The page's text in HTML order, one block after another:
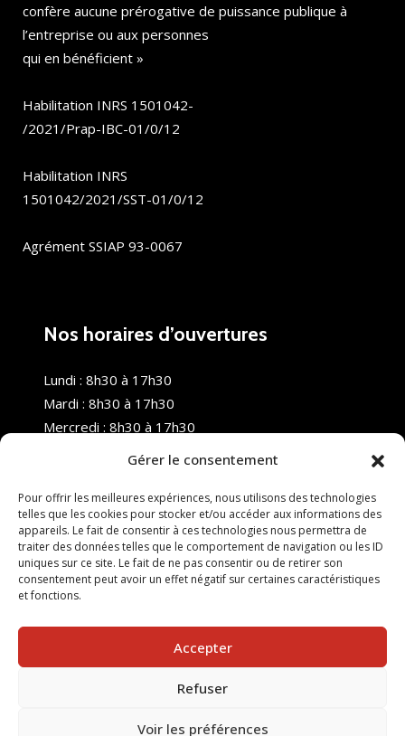
Gérer le consentement
Pour offrir les meilleures expériences, nous utilisons des technologies
telles que les cookies pour stocker et/ou accéder aux informations des
appareils. Le fait de consentir à ces technologies nous permettra de
traiter des données telles que le comportement de navigation ou les ID
uniques sur ce site. Le fait de ne pas consentir ou de retirer son
consentement peut avoir un effet négatif sur certaines caractéristiques
et fonctions.
Accepter
Refuser
Voir les préférences
confère aucune prérogative de puissance publique à
l’entreprise ou aux personnes
qui en bénéficient »
Habilitation INRS 1501042-
/2021/Prap-IBC-01/0/12
Habilitation INRS
1501042/2021/SST-01/0/12
Agrément SSIAP 93-0067
Nos horaires d’ouvertures
Lundi : 8h30 à 17h30
Mardi : 8h30 à 17h30
Mercredi : 8h30 à 17h30
Samedi : Fermé
Dimanche : Fermé
© 2025 Nouvel R Formation - TOUS DROITS RÉSERVÉS -
SITE RÉALISÉ PAR :INGÉNIERIE TECH